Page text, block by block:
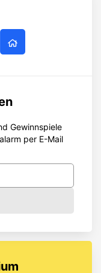
Gewinnspiele
per E-Mail